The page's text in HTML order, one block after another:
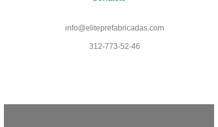
info@eliteprefabricadas.com
312-773-52-46